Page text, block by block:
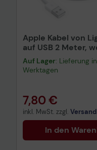
Apple Kabel von
auf USB 2 Meter,
Auf Lager: Lieferung
Werktagen
7,80 €
inkl. MwSt. zzgl. Versand
In den